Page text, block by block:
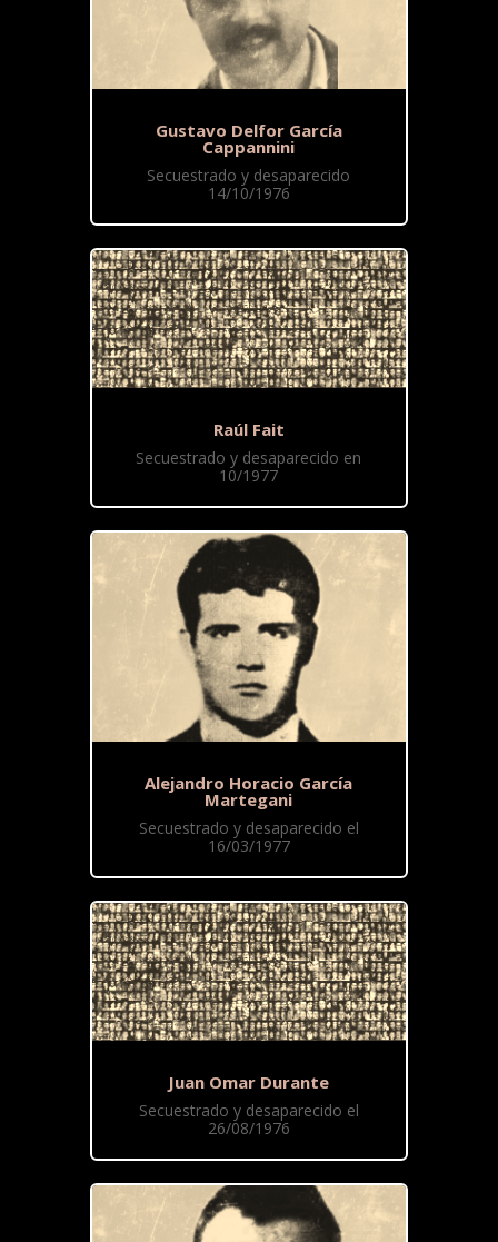
Gustavo Delfor García
Cappannini
Secuestrado y desaparecido
14/10/1976
Raúl Fait
Secuestrado y desaparecido en
10/1977
Alejandro Horacio García
Martegani
Secuestrado y desaparecido el
16/03/1977
Juan Omar Durante
Secuestrado y desaparecido el
26/08/1976